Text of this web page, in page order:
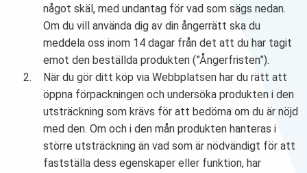
något skäl, med undantag för vad som sägs nedan.
Om du vill använda dig av din ångerrätt ska du
meddela oss inom 14 dagar från det att du har tagit
emot den beställda produkten (”Ångerfristen”).
När du gör ditt köp via Webbplatsen har du rätt att
öppna förpackningen och undersöka produkten i den
utsträckning som krävs för att bedöma om du är nöjd
med den. Om och i den mån produkten hanteras i
större utsträckning än vad som är nödvändigt för att
fastställa dess egenskaper eller funktion, har